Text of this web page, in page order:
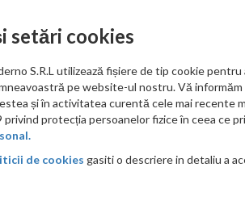
setări cookies
S.R.L utilizează fișiere de tip cookie
pe website-ul nostru. Vă
și în activitatea curentă cele mai recente
privind protecția persoanelor fizice în ceea ce
de cookies gasiti o descriere in detaliu a